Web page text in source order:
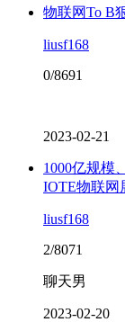
物联网To B
liusf168
0/8691
2023-02-21
1000亿规模
IOTE物联网
liusf168
2/8071
聊天男
2023-02-20